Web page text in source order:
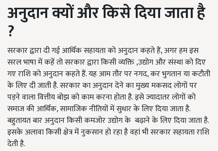
अनुदान क्यों और किसे दिया जाता है
?
सरकार द्वारा दी गई आर्थिक सहायता को अनुदान कहते हैं, अगर हम इस
सरल भाषा में कहें तो सरकार द्वारा किसी व्यक्ति ,उद्योग और संस्था को दिए
गए राशि को अनुदान कहते हैं. यह आम तौर पर नगद, कर भुगतान या कटौती
के लिए दी जाती है. सरकार का अनुदान देने का मुख्य मकसद लोगों पर
पड़ने वाला वित्तीय बोझ को काम करना होता है. इसे ज्यादातर लोगों को
समाज की आर्थिक, सामाजिक नीतियों में सुधार के लिए दिया जाता है.
बहुतायत बार अनुदान किसी कमजोर उद्योग के बढ़ाने के लिए दिया जाता है.
इसके अलावा किसी क्षेत्र में नुकसान हो रहा है वहां भी सरकार सहायता राशि
देती है.